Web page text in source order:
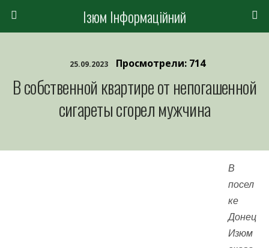
Ізюм Інформаційний
25.09.2023 Просмотрели: 714
В собственной квартире от непогашенной
сигареты сгорел мужчина
В
посел
ке
Донец
Изюм